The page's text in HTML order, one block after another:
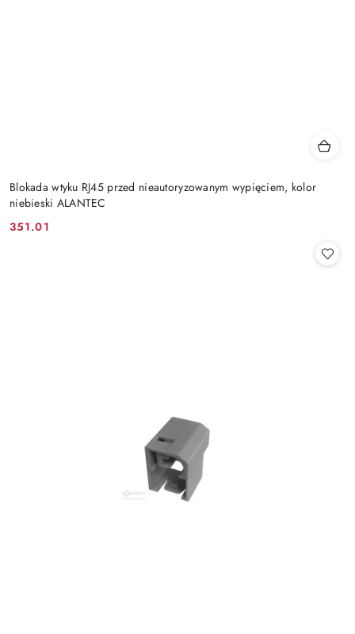
Blokada wtyku RJ45 przed nieautoryzowanym wypięciem, kolor
niebieski ALANTEC
Cena:
351.01